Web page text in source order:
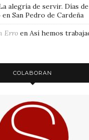
alegría de servir. Días de
San Pedro de Cardeña
Erro en Así hemos
COLABORAN